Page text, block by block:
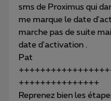
sms de Proximus qui
me marque le date
marche pas de suite
date d'activation .
Pat
+++++++++++++++
Reprenez bien les